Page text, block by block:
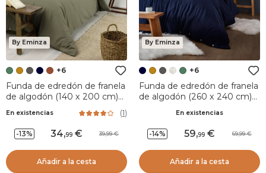
By Eminza
+6
Funda de edredón de franela
de algodón (140 x 200 cm)
En existencias (1)
-13% 34,99 39,99
Añadir a la cesta
By Eminza
+6
Funda de edredón de franela
de algodón (260 x 240 cm)
En existencias
-14% 59,99 69,99
Añadir a la cesta